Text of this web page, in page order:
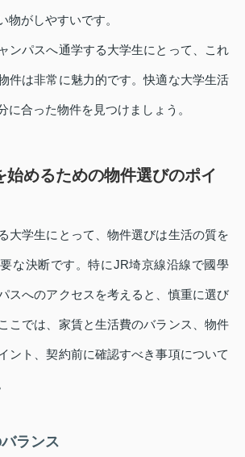
物がしやすいです。
ンパスへ通学する大学生にとって、これ
件は非常に魅力的です。快適な大学生活
に合った物件を見つけましょう。
始めるための物件選びのポイ
大学生にとって、物件選びは生活の質を
な決断です。特にJR埼京線沿線で國學
スへのアクセスを考えると、慎重に選び
こでは、家賃と生活費のバランス、物件
ント、契約前に確認すべき事項について
ランス